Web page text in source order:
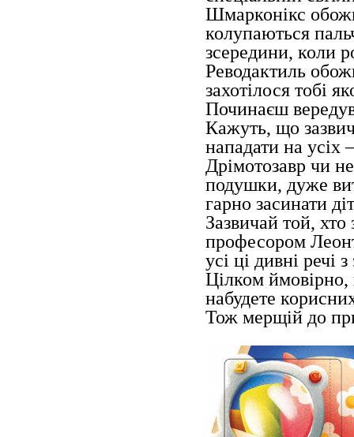
Шмарконікс
колупаються
зсередини, коли
Реводактиль
захотілося тобі
Починаєш
Кажуть, що
нападати на усіх
Дрімотозавр чи
подушки, дуже
гарно засинати
Зазвичай той, хто
професором
усі ці дивні
Цілком ймовірно,
набудете
Тож мерщій до